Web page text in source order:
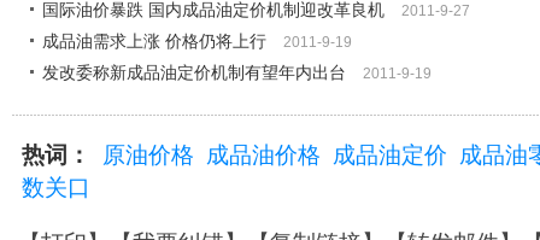
国际油价暴跌 国内成品油定价机制迎改革良机 2011-9-27
成品油需求上涨 价格仍将上行 2011-9-19
发改委称新成品油定价机制有望年内出台 2011-9-19
热词： 原油价格 成品油价格 成品油定价
成品油
数关口